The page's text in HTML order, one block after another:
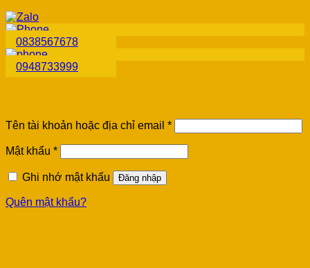
0838567678
0948733999
Tên tài khoản hoặc địa chỉ email *
Mật khẩu *
Ghi nhớ mật khẩu Đăng nhập
Quên mật khẩu?